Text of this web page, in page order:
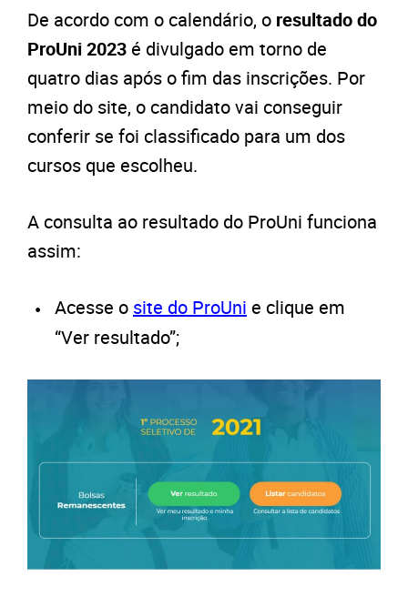
De acordo com o calendário, o resultado do
ProUni 2023 é divulgado em torno de
quatro dias após o fim das inscrições. Por
meio do site, o candidato vai conseguir
conferir se foi classificado para um dos
cursos que escolheu.
A consulta ao resultado do ProUni funciona
assim:
Acesse o site do ProUni e clique em
“Ver resultado”;
PARA VOCÊ
Prouni 2025!